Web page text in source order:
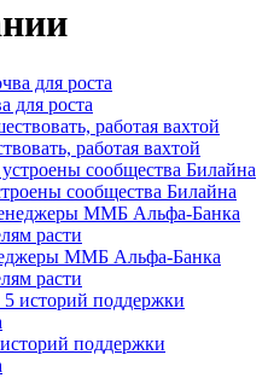
для роста
работая вахтой
сообщества Билайна
ММБ Альфа-Банка
расти
поддержки